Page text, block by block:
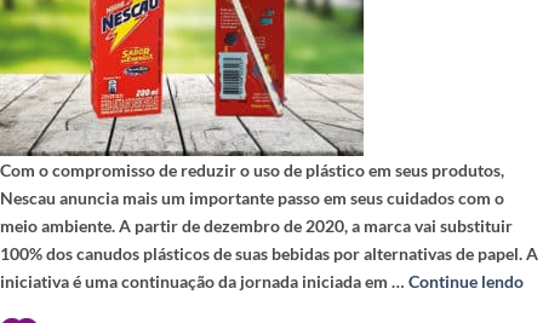
Com o compromisso de reduzir o uso de plástico em seus produtos,
Nescau anuncia mais um importante passo em seus cuidados com o
meio ambiente. A partir de dezembro de 2020, a marca vai substituir
100% dos canudos plásticos de suas bebidas por alternativas de papel. A
iniciativa é uma continuação da jornada iniciada em … Continue lendo